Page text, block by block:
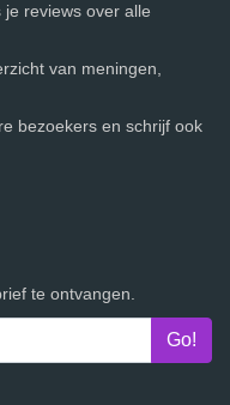
reviews over alle
van meningen,
bezoekers en schrijf ook
te ontvangen.